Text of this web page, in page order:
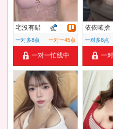
宅沒有錯
一对多8点 一对一45点
一对一忙线中
依依咘捨
一对多8点
一